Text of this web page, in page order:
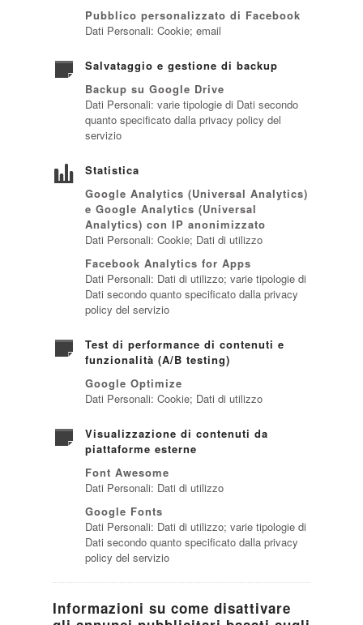
Pubblico personalizzato di Facebook
Dati Personali: Cookie; email
Salvataggio e gestione di backup
Backup su Google Drive
Dati Personali: varie tipologie di Dati secondo
quanto specificato dalla privacy policy del
servizio
Statistica
Google Analytics (Universal Analytics)
e Google Analytics (Universal
Analytics) con IP anonimizzato
Dati Personali: Cookie; Dati di utilizzo
Facebook Analytics for Apps
Dati Personali: Dati di utilizzo; varie tipologie di
Dati secondo quanto specificato dalla privacy
policy del servizio
Test di performance di contenuti e
funzionalità (A/B testing)
Google Optimize
Dati Personali: Cookie; Dati di utilizzo
Visualizzazione di contenuti da
piattaforme esterne
Font Awesome
Dati Personali: Dati di utilizzo
Google Fonts
Dati Personali: Dati di utilizzo; varie tipologie di
Dati secondo quanto specificato dalla privacy
policy del servizio
Informazioni su come disattivare